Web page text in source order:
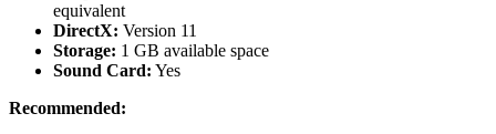
equivalent
DirectX: Version 11
Storage: 1 GB available space
Sound Card: Yes
Recommended: